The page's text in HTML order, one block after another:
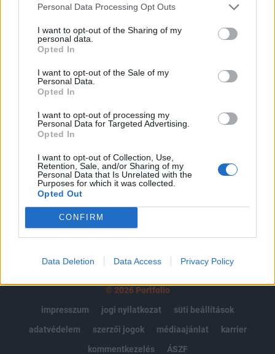
Personal Data Processing Opt Outs
I want to opt-out of the Sharing of my
personal data.
Opted In
I want to opt-out of the Sale of my
Personal Data.
Opted In
I want to opt-out of processing my
Personal Data for Targeted Advertising.
Opted In
I want to opt-out of Collection, Use,
Retention, Sale, and/or Sharing of my
Personal Data that Is Unrelated with the
Purposes for which it was collected.
Opted Out
CONFIRM
Data Deletion Data Access Privacy Policy
tartozik, melynek olvasása előfizetéses
regisztrációhoz kötött.
Az előfizetés a következőket tartalmazza:
Portfolio.hu teljes cikkarchívum
kötéslistái
MÁR ELŐFIZETŐNK VAGY?
© 2026 Portfolio
impresszum
jogi nyilatkozat
süti beállítások
adatvédelem
szerzői jogok médiaajánlat
karrier
kommentkezelés
ÁSZF